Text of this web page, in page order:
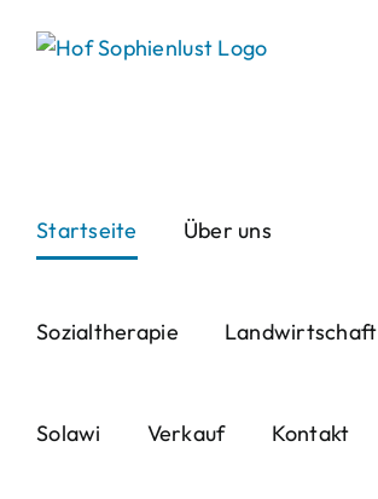
Startseite Über uns
Sozialtherapie Landwirtschaft
Solawi Verkauf Kontakt